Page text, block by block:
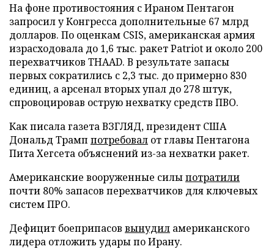
На фоне противостояния с Ираном Пентагон
запросил у Конгресса дополнительные 67 млрд
долларов. По оценкам CSIS, американская армия
израсходовала до 1,6 тыс. ракет Patriot и около 200
перехватчиков THAAD. В результате запасы
первых сократились с 2,3 тыс. до примерно 830
единиц, а арсенал вторых упал до 278 штук,
спровоцировав острую нехватку средств ПВО.
Как писала газета ВЗГЛЯД, президент США
Дональд Трамп потребовал от главы Пентагона
Пита Хегсета объяснений из-за нехватки ракет.
Американские вооруженные силыпотратили
почти 80% запасов перехватчиков для ключевых
систем ПРО.
Дефицит боеприпасов вынудил американского
лидера отложить удары по Ирану.